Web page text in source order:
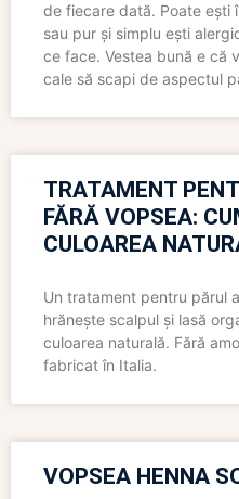
de fiecare dată. Poate ești
sau pur și simplu ești
ce face. Vestea bună e că
cale să scapi de aspectul
TRATAMENT
FĂRĂ VOPSEA:
CULOAREA
Un tratament pentru părul
hrănește scalpul și lasă
culoarea naturală. Fără
fabricat în Italia.
VOPSEA HENNA